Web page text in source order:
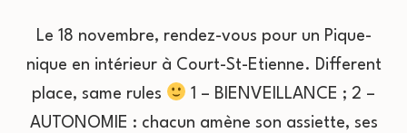
Le 18 novembre, rendez-vous pour un Pique-
nique en intérieur à Court-St-Etienne. Different
place, same rules
1 – BIENVEILLANCE ; 2 –
AUTONOMIE : chacun amène son assiette, ses